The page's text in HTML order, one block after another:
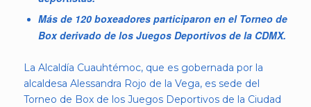
Más de 120 boxeadores participaron en el Torneo de
Box derivado de los Juegos Deportivos de la CDMX.
La Alcaldía Cuauhtémoc, que es gobernada por la
alcaldesa Alessandra Rojo de la Vega, es sede del
Torneo de Box de los Juegos Deportivos de la Ciudad